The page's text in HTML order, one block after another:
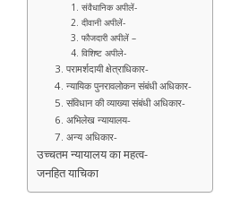
1. संवैधानिक अपीलें-
2. दीवानी अपीलें-
3. फौजदारी अपीलें –
4. विशिष्ट अपीले-
3. परामर्शदायी क्षेत्राधिकार-
4. न्यायिक पुनरावलोकन संबंधी अधिकार-
5. संविधान की व्याख्या संबंधी अधिकार-
6. अभिलेख न्यायालय-
7. अन्य अधिकार-
उच्चतम न्यायालय का महत्व-
जनहित याचिका